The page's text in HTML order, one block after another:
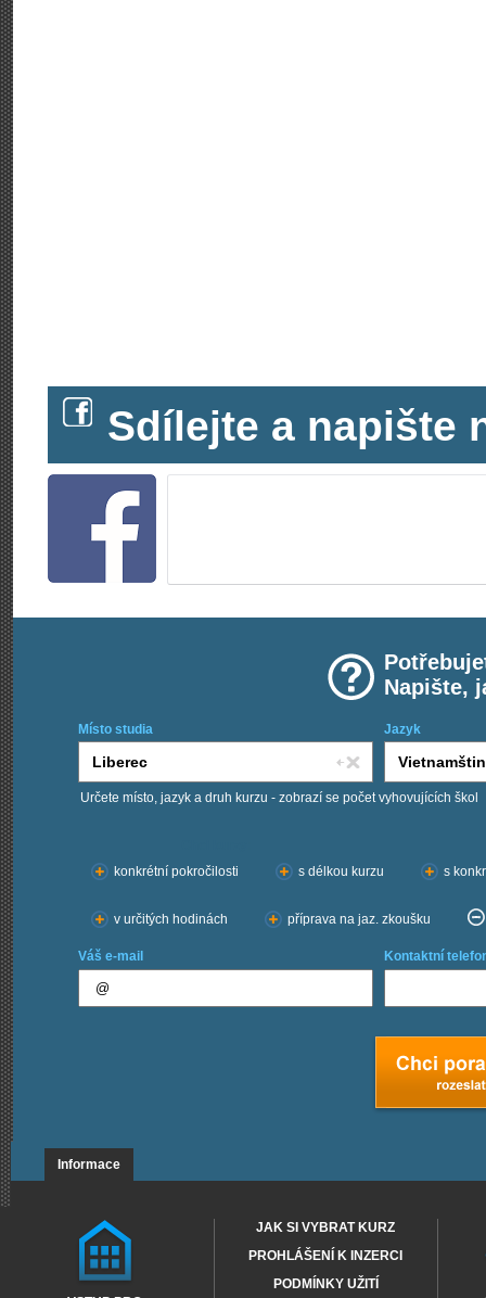
Sdílejte a napište
Napište,
Místo studia Jazyk
Určete místo, jazyk a druh kurzu - zobrazí se počet vyhovujících škol
konkrétní pokročilosti
s délkou kurzu s
v určitých hodinách příprava na jaz. zkoušku
Váš e-mail Kontaktní
Informace
JAK SI VYBRAT KURZ
PROHLÁŠENÍ K INZERCI
PODMÍNKY UŽITÍ